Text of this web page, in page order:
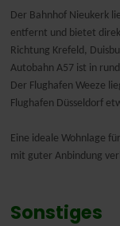
Der Bahnhof Nieukerk
entfernt und bietet
Richtung Krefeld,
Autobahn A57 ist in
Der Flughafen Weeze
Flughafen Düsseldorf
Eine ideale Wohnlage
mit guter Anbindung
Sonstiges